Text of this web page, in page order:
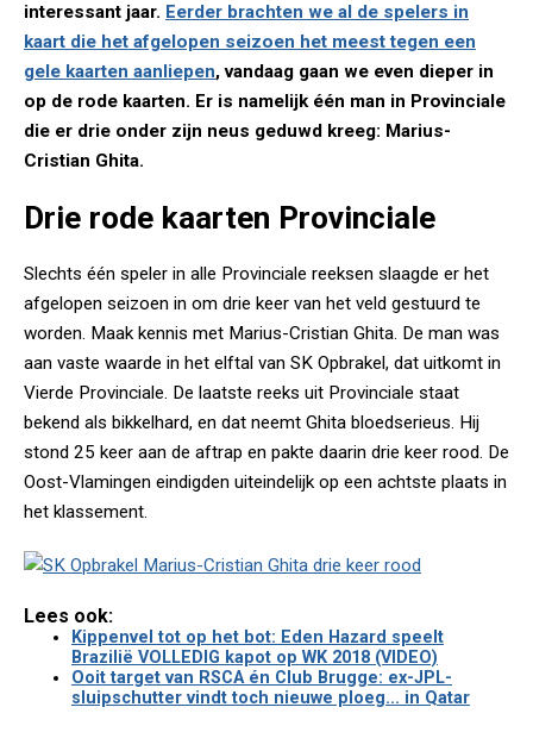
interessant jaar. Eerder brachten we al de spelers in
kaart die het afgelopen seizoen het meest tegen een
gele kaarten aanliepen, vandaag gaan we even dieper in
op de rode kaarten. Er is namelijk één man in Provinciale
die er drie onder zijn neus geduwd kreeg: Marius-
Cristian Ghita.
Drie rode kaarten Provinciale
Slechts één speler in alle Provinciale reeksen slaagde er het
afgelopen seizoen in om drie keer van het veld gestuurd te
worden. Maak kennis met Marius-Cristian Ghita. De man was
aan vaste waarde in het elftal van SK Opbrakel, dat uitkomt in
Vierde Provinciale. De laatste reeks uit Provinciale staat
bekend als bikkelhard, en dat neemt Ghita bloedserieus. Hij
stond 25 keer aan de aftrap en pakte daarin drie keer rood. De
Oost-Vlamingen eindigden uiteindelijk op een achtste plaats in
het klassement.
Lees ook:
Kippenvel tot op het bot: Eden Hazard speelt
Brazilië VOLLEDIG kapot op WK 2018 (VIDEO)
Ooit target van RSCA én Club Brugge: ex-JPL-
sluipschutter vindt toch nieuwe ploeg... in Qatar